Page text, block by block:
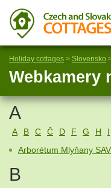
Holiday cottages > Slovensko
Webkamery
A
A B C Č D F G H I
Arborétum Mlyňany SAV
B